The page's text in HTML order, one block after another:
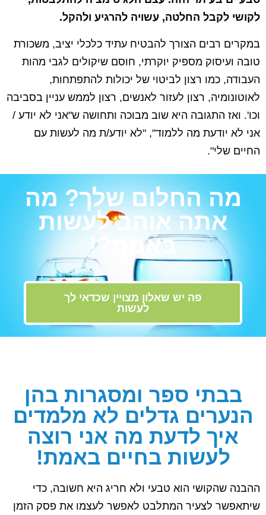
לקושי לקבל החלטה, עשויה להרגיע ולהקל.
במקרים רבים הצורך להבטיח עתיד כלכלי יציב, משכורת
טובה ועיסוק מספיק יוקרתי, חוסם שיקולים לגבי מהות
העבודה, כמו רצון לביטוי של יכולות להתפתחות,
לאוטונומיה, רצון לעזור לאנשים, רצון לממש עניין בסביבה
וכו'. ואז התגובה היא שוב מבוכה ותחושה ש"אני לא יודע /
אני לא יודעת מה ללמוד", "לא יודע/ת מה לעשות עם
החיים שלי".
מה החלום שלך? מה
אתה אוהב לעשות
באמת?!
פה יש שאלון מצויין שכדאי לך
לעשות
בבתי ספר ומסגרות בהן
הנערים גדלים לא מלמדים
איך לדעת מה אני רוצה
לעשות בחיים באמת!
ההבנה שהקושי הוא טבעי ולא חריג היא חשובה, כדי
שיתאפשר לצעיר המתלבט לאפשר לעצמו את פסק הזמן